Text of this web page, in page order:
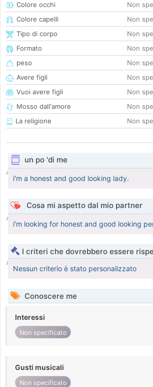
Colore occhi
Non
Colore capelli
Non
Tipo di corpo
Non
Formato
Non
peso
Non
Avere figli
Non
Vuoi avere figli
Non
Mosso dall'amore
Non
La religione
Non
un po 'di me
i'm a honest and good looking lady.
Cosa mi aspetto dal mio partner
i'm looking for honest and good looking
I criteri che dovrebbero essere
Nessun criterio è stato personalizzato
Conoscere me
Interessi
Non specificato
Gusti musicali
Non specificato